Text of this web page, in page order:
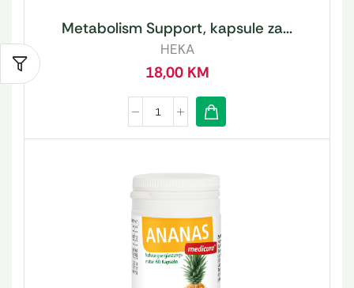
Metabolism Support, kapsule za...
HEKA
18,00 KM